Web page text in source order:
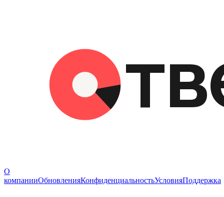
О
компанииОбновленияКонфиденциальностьУсловияПоддержка